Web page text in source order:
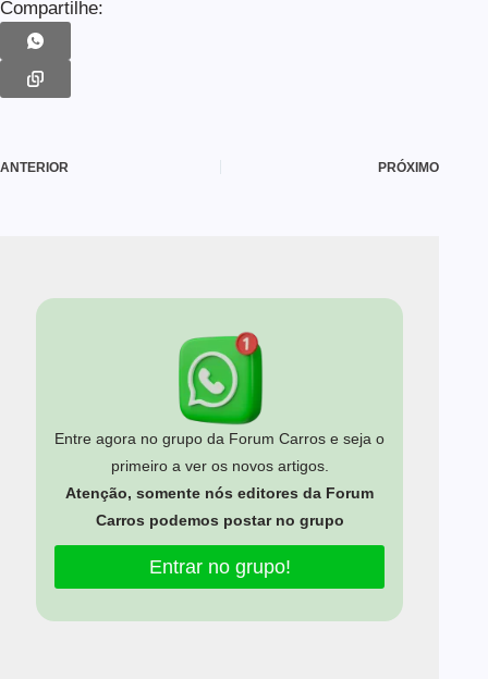
Compartilhe:
ANTERIOR PRÓXIMO
Entre agora no grupo da Forum Carros e seja o
primeiro a ver os novos artigos.
Atenção, somente nós editores da Forum
Carros podemos postar no grupo
Entrar no grupo!